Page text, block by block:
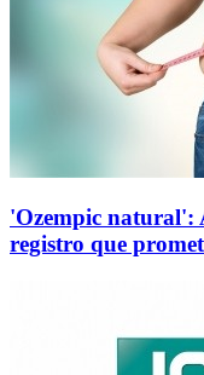
'Ozempic natural':
registro que